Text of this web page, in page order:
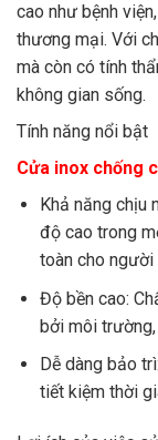
cao như bệnh
thương mại. Với
mà còn có tính
không gian sống.
Tính năng nổi bật
Cửa inox chống
Khả năng chịu
độ cao trong
toàn cho người
Độ bền cao:
bởi môi
Dễ dàng bảo
tiết kiệm thời